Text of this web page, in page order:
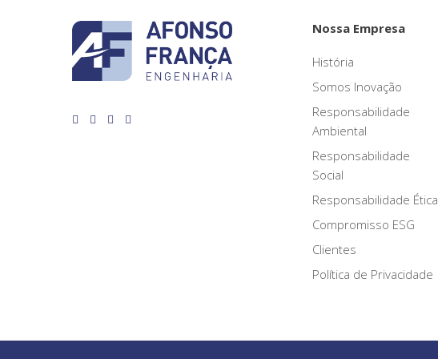
Nossa Empresa
História
Somos Inovação
Responsabilidade
Ambiental
Responsabilidade
Social
Responsabilidade Ética
Compromisso ESG
Clientes
Política de Privacidade